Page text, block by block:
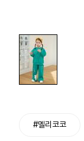
#멜리코코